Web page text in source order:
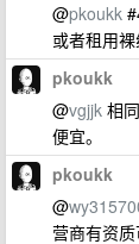
@pkoukk
或者租用裸
pkoukk
@vgjjk 相
便宜。
pkoukk
@
营商有资